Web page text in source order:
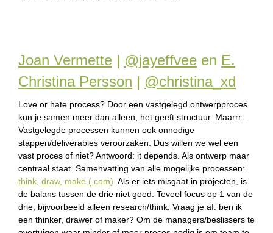
Joan Vermette | @jayeffvee en E.
Christina Persson | @christina_xd
Love or hate process? Door een vastgelegd ontwerpproces
kun je samen meer dan alleen, het geeft structuur. Maarrr..
Vastgelegde processen kunnen ook onnodige
stappen/deliverables veroorzaken. Dus willen we wel een
vast proces of niet? Antwoord: it depends. Als ontwerp maar
centraal staat. Samenvatting van alle mogelijke processen:
think, draw, make (.com) . Als er iets misgaat in projecten, is
de balans tussen de drie niet goed. Teveel focus op 1 van de
drie, bijvoorbeeld alleen research/think. Vraag je af: ben ik
een thinker, drawer of maker? Om de managers/beslissers te